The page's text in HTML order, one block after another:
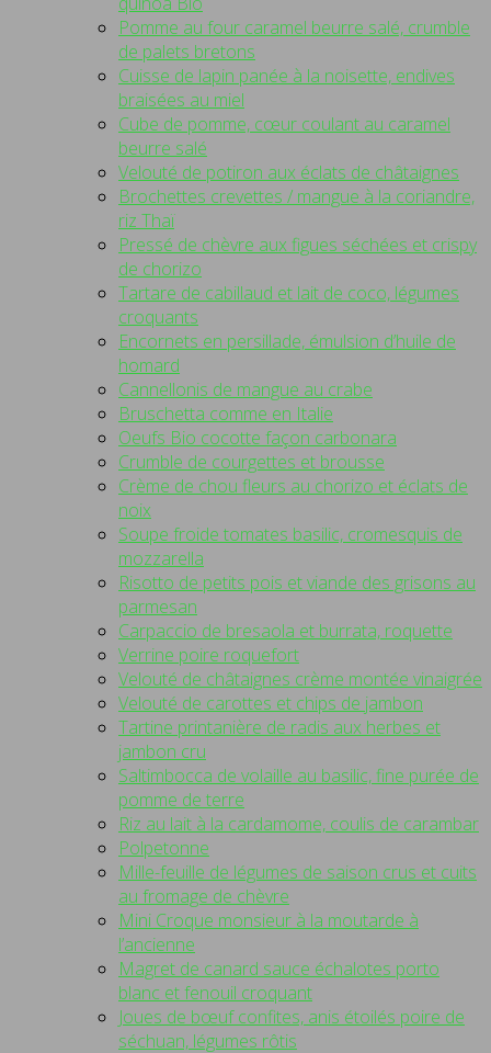
Pomme au four caramel beurre salé, crumble
de palets bretons
Cuisse de lapin panée à la noisette, endives
braisées au miel
Cube de pomme, cœur coulant au caramel
beurre salé
Velouté de potiron aux éclats de châtaignes
Brochettes crevettes / mangue à la coriandre,
riz Thaï
Pressé de chèvre aux figues séchées et crispy
de chorizo
Tartare de cabillaud et lait de coco, légumes
croquants
Encornets en persillade, émulsion d’huile de
homard
Cannellonis de mangue au crabe
Bruschetta comme en Italie
Oeufs Bio cocotte façon carbonara
Crumble de courgettes et brousse
Crème de chou fleurs au chorizo et éclats de
noix
Soupe froide tomates basilic, cromesquis de
mozzarella
Risotto de petits pois et viande des grisons au
parmesan
Carpaccio de bresaola et burrata, roquette
Verrine poire roquefort
Velouté de châtaignes crème montée vinaigrée
Velouté de carottes et chips de jambon
Tartine printanière de radis aux herbes et
jambon cru
Saltimbocca de volaille au basilic, fine purée de
pomme de terre
Riz au lait à la cardamome, coulis de carambar
Polpetonne
Mille-feuille de légumes de saison crus et cuits
au fromage de chèvre
Mini Croque monsieur à la moutarde à
l’ancienne
Magret de canard sauce échalotes porto
blanc et fenouil croquant
Joues de bœuf confites, anis étoilés poire de
séchuan, légumes rôtis